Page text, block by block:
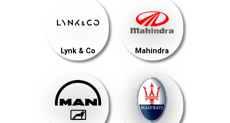
Lynk & Co Mahindra